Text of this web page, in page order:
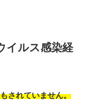
イルス感染経
されていません。